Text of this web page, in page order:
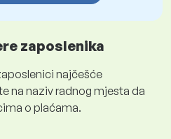
zaposlenika
najčešće
na naziv radnog mjesta da
o plaćama.